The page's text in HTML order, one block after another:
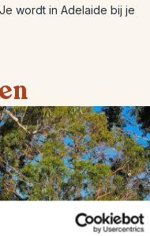
wordt in Adelaide bij je